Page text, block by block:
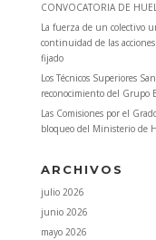
CONVOCATORIA DE
La fuerza de un colectivo
continuidad de las
fijado
Los Técnicos Superiores
reconocimiento del Grupo
Las Comisiones por el
bloqueo del Ministerio de
ARCHIVOS
julio 2026
junio 2026
mayo 2026